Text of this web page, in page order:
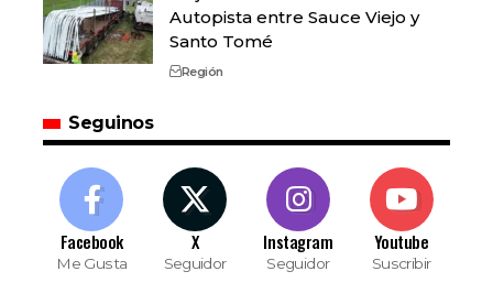
Autopista entre Sauce Viejo y
Santo Tomé
Región
Seguinos
Facebook
Me Gusta
X
Seguidor
Instagram
Seguidor
Youtube
Suscribir